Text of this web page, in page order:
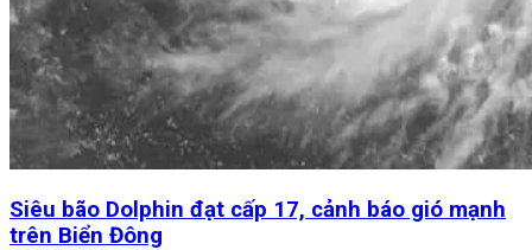
Siêu bão Dolphin đạt cấp 17, cảnh báo gió mạnh
trên Biển Đông